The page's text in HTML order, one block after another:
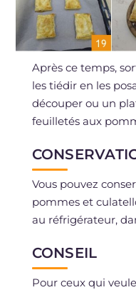
Après ce temps,
les tiédir en les
découper ou un
feuilletés aux
Vous pouvez
pommes et
au réfrigérateur,
Nous déconseillons
Cependant, vous
CONSEIL
Pour ceux qui